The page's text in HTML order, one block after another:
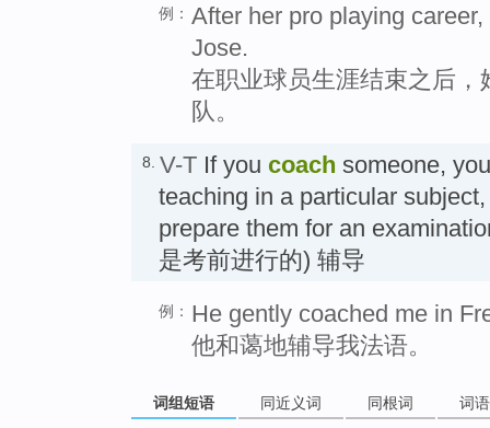
例： After her pro playing
Jose.
在职业球员生涯结束之后
队。
8. V-T If you coach someone,
teaching in a particular
prepare them for an
是考前进行的) 辅导
例： He gently coached me in
他和蔼地辅导我法语。
词组短语 同近义词 同根词 词